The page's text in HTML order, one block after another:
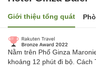
Giới thiệu tổng quát
Nằm trên Phố Ginza
khoảng 12 phút đi bộ. Cách